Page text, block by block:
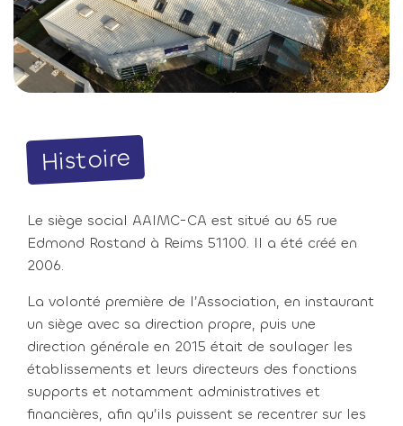
Histoire
Le siège social AAIMC-CA est situé au 65 rue
Edmond Rostand à Reims 51100. Il a été créé en
2006.
La volonté première de l’Association, en instaurant
un siège avec sa direction propre, puis une
direction générale en 2015 était de soulager les
établissements et leurs directeurs des fonctions
supports et notamment administratives et
financières, afin qu’ils puissent se recentrer sur les